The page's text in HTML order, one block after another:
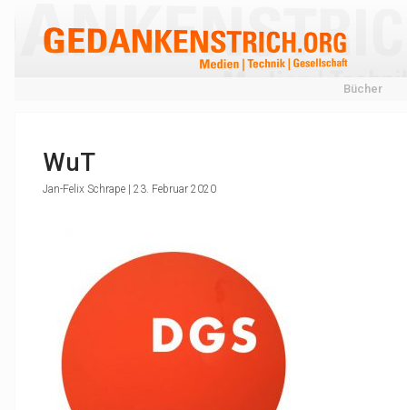
Bücher
WuT
Jan-Felix Schrape | 23. Februar 2020